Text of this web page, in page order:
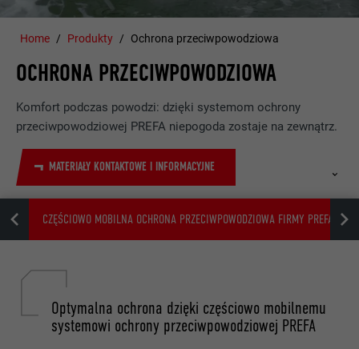
Home Produkty Ochrona przeciwpowodziowa
OCHRONA PRZECIWPOWODZIOWA
Komfort podczas powodzi: dzięki systemom ochrony
przeciwpowodziowej PREFA niepogoda zostaje na zewnątrz.
MATERIAŁY KONTAKTOWE I INFORMACYJNE
CZĘŚCIOWO MOBILNA OCHRONA PRZECIWPOWODZIOWA FIRMY PREFA
Optymalna ochrona dzięki częściowo mobilnemu
systemowi ochrony przeciwpowodziowej PREFA